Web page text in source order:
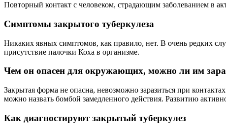
Повторный контакт с человеком, страдающим заболеванием в
Симптомы закрытого туберкулеза
Никаких явных симптомов, как правило, нет. В очень редких
присутствие палочки Коха в организме.
Чем он опаcен для окружающих, можно ли им
Закрытая форма не опасна, невозможно заразиться при
можно назвать бомбой замедленного действия. Развитию
Как диагностируют закрытый туберкулез